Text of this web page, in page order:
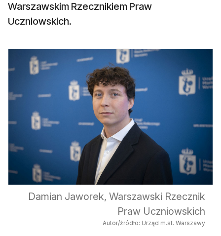
Warszawskim Rzecznikiem Praw
Uczniowskich.
Damian Jaworek, Warszawski Rzecznik
Praw Uczniowskich
Autor/źródło: Urząd m.st. Warszawy